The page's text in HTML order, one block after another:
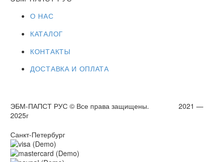
О НАС
КАТАЛОГ
КОНТАКТЫ
ДОСТАВКА И ОПЛАТА
ЭБМ-ПАПСТ РУС © Все права защищены. 2021 —
2025г
Санкт-Петербург